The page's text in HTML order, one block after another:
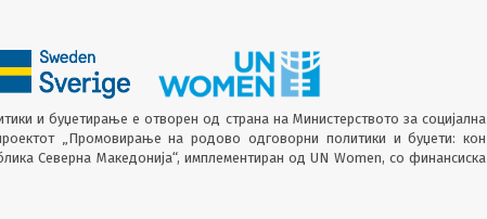
и буџетирање е отворен од страна на Министерството за социјална
„Промовирање на родово одговорни политики и буџети: кон
Северна Македонија“, имплементиран од UN Women, со финансиска